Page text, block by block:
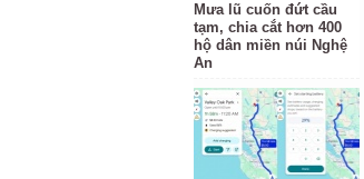
Mưa lũ cuốn đứt cầu
tạm, chia cắt hơn 400
hộ dân miền núi Nghệ
An